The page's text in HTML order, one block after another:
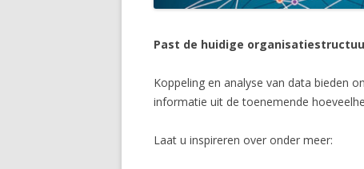
Past de huidige
Koppeling en analyse van data bieden
informatie uit de toenemende
Laat u inspireren over onder meer: